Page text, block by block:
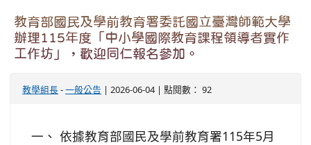
教育部國民及學前教育署委託國立臺灣師範大學
辦理115年度「中小學國際教育課程領導者實作
工作坊」，歡迎同仁報名參加。
教學組長-一般公告 | 2026-06-04 | 點閱數： 92
一、 依據教育部國民及學前教育署115年5月